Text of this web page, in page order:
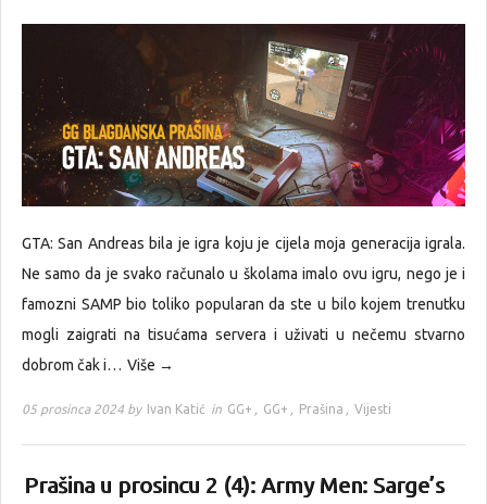
GTA: San Andreas bila je igra koju je cijela moja generacija igrala.
Ne samo da je svako računalo u školama imalo ovu igru, nego je i
famozni SAMP bio toliko popularan da ste u bilo kojem trenutku
mogli zaigrati na tisućama servera i uživati u nečemu stvarno
dobrom čak i… Više →
05 prosinca 2024 by Ivan Katić in GG+ , GG+ , Prašina , Vijesti
Prašina u prosincu 2 (4): Army Men: Sarge’s